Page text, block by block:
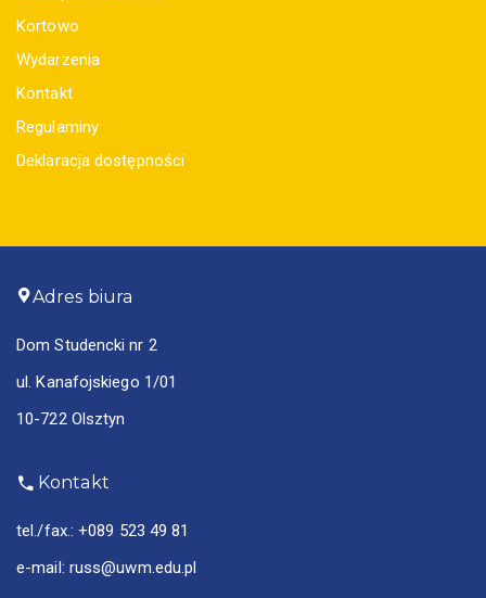
Kortowo
Wydarzenia
Kontakt
Regulaminy
Deklaracja dostępności
Adres biura
Dom Studencki nr 2
ul. Kanafojskiego 1/01
10-722 Olsztyn
Kontakt
tel./fax.:+089 523 49 81
e-mail: russ@uwm.edu.pl